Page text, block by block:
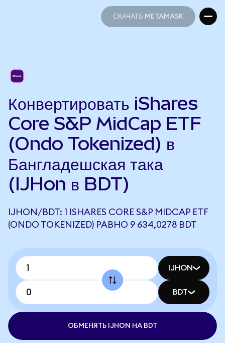
СКАЧАТЬ METAMASK
Конвертировать iShares
Core S&P MidCap ETF
(Ondo Tokenized) в
Бангладешская така
(IJHon в BDT)
IJHON/BDT: 1 ISHARES CORE S&P MIDCAP ETF
(ONDO TOKENIZED) РАВНО 9 634,0278 BDT
IJHON
BDT
ОБМЕНЯТЬ IJHON НА BDT